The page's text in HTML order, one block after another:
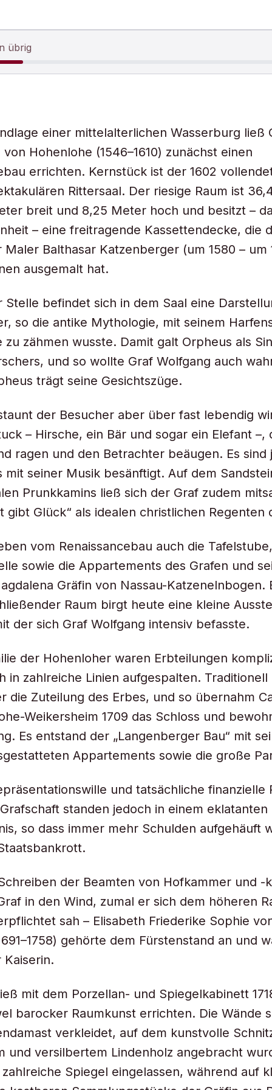
übrig
einer mittelalterlichen Wasserburg ließ
Hohenlohe (1546–1610) zunächst einen
errichten. Kernstück ist der 1602
Rittersaal. Der riesige Raum ist
breit und 8,25 Meter hoch und besitzt –
– eine freitragende Kassettendecke, die
Balthasar Katzenberger (um 1580 – um
ausgemalt hat.
Stelle befindet sich in dem Saal eine
so die antike Mythologie, mit seinem
zu zähmen wusste. Damit galt Orpheus als
und so wollte Graf Wolfgang auch
trägt seine Gesichtszüge.
der Besucher aber über fast lebendig
– Hirsche, ein Bär und sogar ein Elefant –,
ragen und den Betrachter beäugen. Es sind
mit seiner Musik besänftigt. Auf dem
Prunkkamins ließ sich der Graf zudem
gibt Glück“ als idealen christlichen Regenten
vom Renaissancebau auch die
sowie die Appartements des Grafen und
Gräfin von Nassau-Katzenelnbogen.
Raum birgt heute eine kleine
der sich Graf Wolfgang intensiv befasste.
der Hohenloher waren Erbteilungen
in zahlreiche Linien aufgespalten.
die Zuteilung des Erbes, und so übernahm
Weikersheim 1709 das Schloss und
Es entstand der „Langenberger Bau“ mit
Appartements sowie die große
und tatsächliche finanzielle
standen jedoch in einem eklatanten
so dass immer mehr Schulden aufgehäuft
der Beamten von Hofkammer und -
in den Wind, zumal er sich dem höheren
sah – Elisabeth Friederike Sophie
gehörte dem Fürstenstand an und
Kaiserin.
mit dem Porzellan- und Spiegelkabinett
barocker Raumkunst errichten. Die Wände
verkleidet, auf dem kunstvolle
und versilbertem Lindenholz angebracht
Spiegel eingelassen, während auf